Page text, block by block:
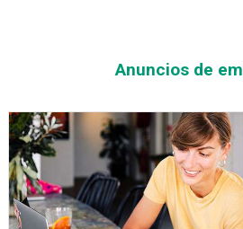
Anuncios de